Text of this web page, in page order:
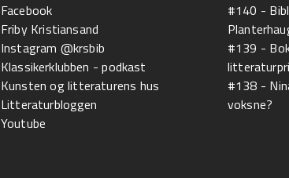
Facebook
Friby Kristiansand
Instagram @krsbib
Klassikerklubben - podkast
Kunsten og litteraturens hus
Litteraturbloggen
Youtube
#140 -
#139 -
#138 -
voksne?